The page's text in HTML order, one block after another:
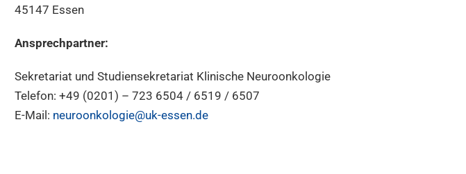
45147 Essen
Ansprechpartner:
Sekretariat und Studiensekretariat Klinische Neuroonkologie
Telefon: +49 (0201) – 723 6504 / 6519 / 6507
E-Mail: neuroonkologie@uk-essen.de